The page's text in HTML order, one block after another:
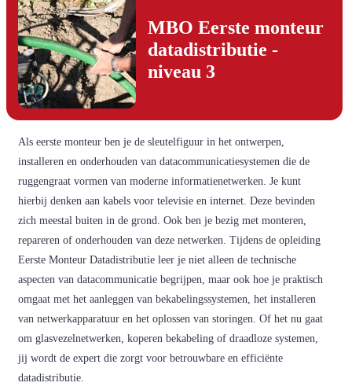
MBO Eerste monteur
datadistributie -
niveau 3
Als eerste monteur ben je de sleutelfiguur in het ontwerpen,
installeren en onderhouden van datacommunicatiesystemen die de
ruggengraat vormen van moderne informatienetwerken. Je kunt
hierbij denken aan kabels voor televisie en internet. Deze bevinden
zich meestal buiten in de grond. Ook ben je bezig met monteren,
repareren of onderhouden van deze netwerken. Tijdens de opleiding
Eerste Monteur Datadistributie leer je niet alleen de technische
aspecten van datacommunicatie begrijpen, maar ook hoe je praktisch
omgaat met het aanleggen van bekabelingssystemen, het installeren
van netwerkapparatuur en het oplossen van storingen. Of het nu gaat
om glasvezelnetwerken, koperen bekabeling of draadloze systemen,
jij wordt de expert die zorgt voor betrouwbare en efficiënte
datadistributie.